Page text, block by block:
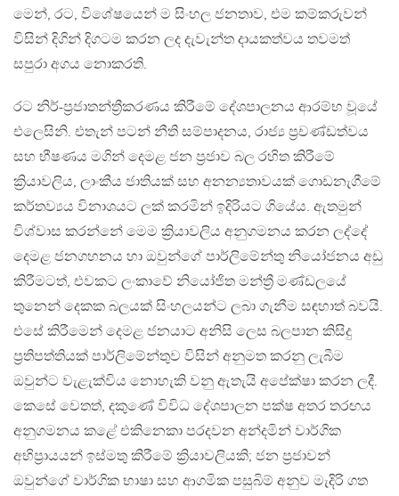
මෙන්, රට, විශේෂයෙන් ම සිංහල ජනතාව, එම කම්කරුවන්
විසින් දිගින් දිගටම කරන ලද දැවැන්ත දායකත්වය තවමත්
සපුරා අගය නොකරති.
රට නිර්-ප්‍රජාතන්ත්‍රීකරණය කිරීමේ දේශපාලනය ආරම්භ වූයේ
එලෙසිනි. එතැන් පටන් නීති සම්පාදනය, රාජ්‍ය ප්‍රචණ්ඩත්වය
සහ භීෂණය මගින් දෙමළ ජන ප්‍රජාව බල රහිත කිරීමේ
ක්‍රියාවලිය, ලාංකීය ජාතියක් සහ අනන්‍යතාවයක් ගොඩනැගීමේ
කර්තව්‍යය විනාශයට ලක් කරමින් ඉදිරියට ගියේය. ඇතමුන්
විශ්වාස කරන්නේ මෙම ක්‍රියාවලිය අනුගමනය කරන ලද්දේ
දෙමළ ජනගහනය හා ඔවුන්ගේ පාර්ලිමේන්තු නියෝජනය අඩු
කිරීමටත්, එවකට ලංකාවේ නියෝජිත මන්ත්‍රී මණ්ඩලයේ
තුනෙන් දෙකක බලයක් සිංහලයන්ට ලබා ගැනීම සඳහාත් බවයි.
එසේ කිරීමෙන් දෙමළ ජනයාට අනිසි ලෙස බලපාන කිසිදු
ප්‍රතිපත්තියක් පාර්ලිමේන්තුව විසින් අනුමත කරනු ලැබීම
ඔවුන්ට වැළැක්විය නොහැකි වනු ඇතැයි අපේක්ෂා කරන ලදී.
කෙසේ වෙතත්, දකුණේ විවිධ දේශපාලන පක්ෂ අතර තරඟය
අනුගමනය කළේ එකිනෙකා පරදවන අන්දමින් වාර්ගික
අභිප්‍රායයන් ඉස්මතු කිරීමේ ක්‍රියාවලියකි; ජන ප්‍රජාවන්
ඔවුන්ගේ වාර්ගික භාෂා සහ ආගමික පසුබිම් අනුව මැදිරි ගත